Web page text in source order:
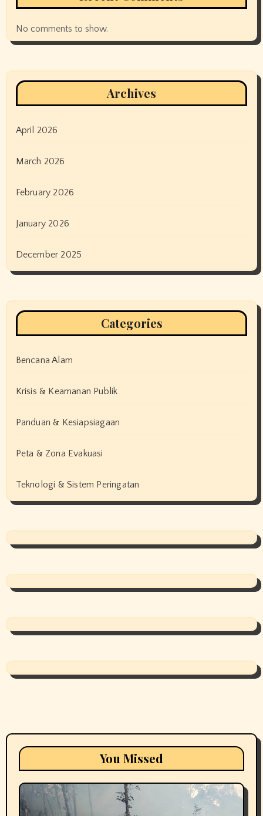
No comments to show.
Archives
April 2026
March 2026
February 2026
January 2026
December 2025
Categories
Bencana Alam
Krisis & Keamanan Publik
Panduan & Kesiapsiagaan
Peta & Zona Evakuasi
Teknologi & Sistem Peringatan
You Missed